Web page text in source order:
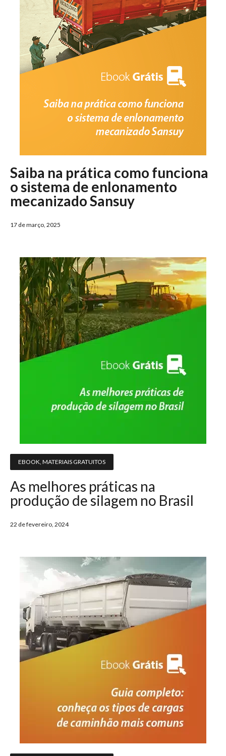
Saiba na prática como funciona
o sistema de enlonamento
mecanizado Sansuy
17 de março, 2025
EBOOK MATERIAIS GRATUITOS
As melhores práticas na
produção de silagem no Brasil
22 de fevereiro, 2024